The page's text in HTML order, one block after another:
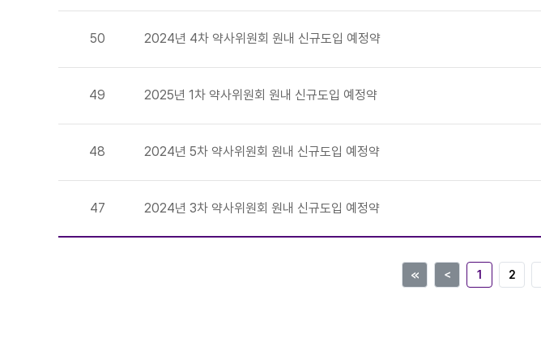
50 2024년 4차 약사위원회 원내 신규도입 예정약
49 2025년 1차 약사위원회 원내 신규도입 예정약
48 2024년 5차 약사위원회 원내 신규도입 예정약
47 2024년 3차 약사위원회 원내 신규도입 예정약
≪ ＜ 1 2